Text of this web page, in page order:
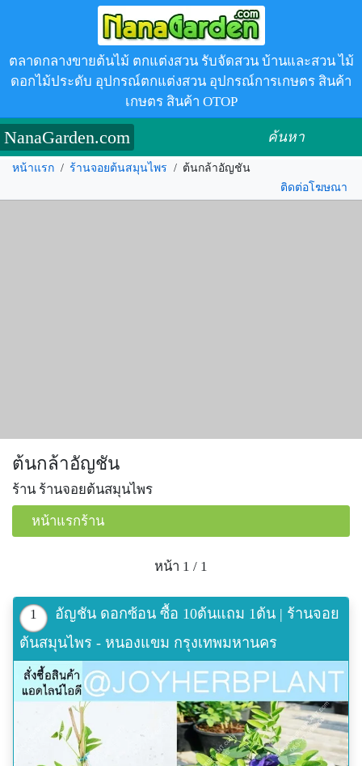
ตลาดกลางขายต้นไม้ ตกแต่งสวน รับจัดสวน บ้านและสวน ไม้
ดอกไม้ประดับ อุปกรณ์ตกแต่งสวน อุปกรณ์การเกษตร สินค้า
เกษตร สินค้า OTOP
NanaGarden.com ค้นหา
หน้าแรก / ร้านจอยต้นสมุนไพร / ต้นกล้าอัญชัน
ติดต่อโฆษณา
ต้นกล้าอัญชัน
ร้าน ร้านจอยต้นสมุนไพร
หน้าแรกร้าน
หน้า 1 / 1
1
อัญชัน ดอกซ้อน ซื้อ 10ต้นแถม 1ต้น | ร้านจอย
ต้นสมุนไพร - หนองแขม กรุงเทพมหานคร